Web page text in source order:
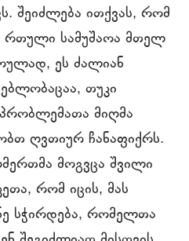
შეიძლება ითქვას, რომ
სამუშაოა მთელ
ეს ძალიან
თუკი
მიღმა
ღვთიურ ჩანაფიქრს.
მოგვცა შვილი
რომ იცის, მას
სჭირდება, რომელთა